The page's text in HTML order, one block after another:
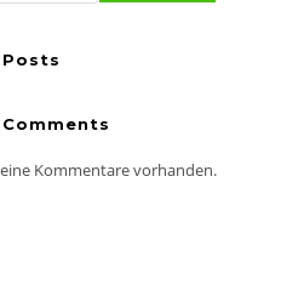
Kommentare vorhanden.